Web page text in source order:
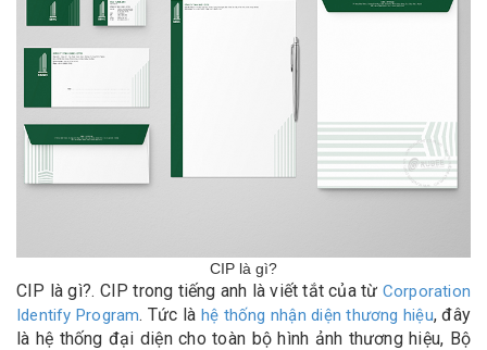
CIP là gì?
CIP là gì?. CIP trong tiếng anh là viết tắt của từ Corporation
Identify Program. Tức là hệ thống nhận diện thương hiệu, đây
là hệ thống đại diện cho toàn bộ hình ảnh thương hiệu, Bộ